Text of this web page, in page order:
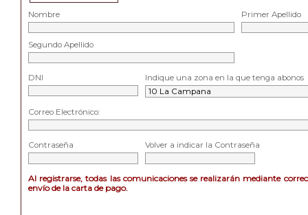
Nombre Primer Apellido
Segundo Apellido
DNI Indique una zona en la que tenga abonos
Correo Electrónico:
Contraseña Volver a indicar la Contraseña
Al registrarse, todas las comunicaciones se realizarán mediante
envío de la carta de pago.